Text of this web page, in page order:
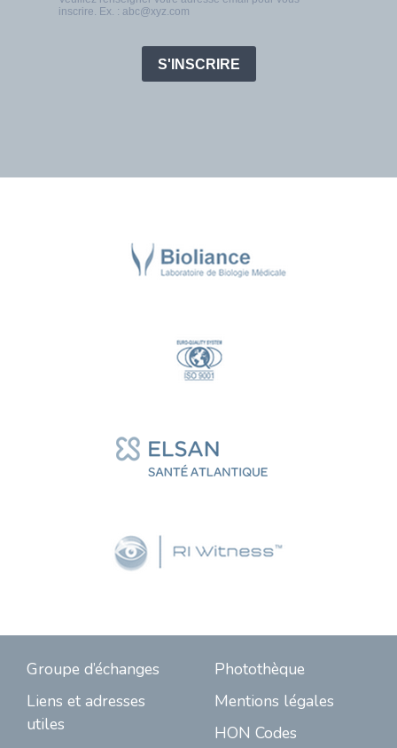
Groupe d’échanges
Liens et adresses
utiles
Photothèque
Mentions légales
HON Codes